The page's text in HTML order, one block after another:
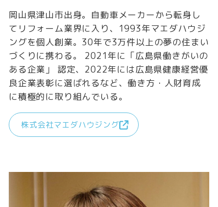
岡山県津山市出身。自動車メーカーから転身し
てリフォーム業界に入り、1993年マエダハウジ
ングを個人創業。30年で3万件以上の夢の住まい
づくりに携わる。 2021年に「広島県働きがいの
ある企業」 認定、2022年には広島県健康経営優
良企業表彰に選ばれるなど、働き方・人財育成
に積極的に取り組んでいる。
株式会社マエダハウジング